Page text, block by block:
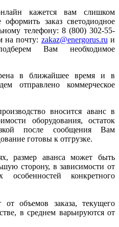
кажется вам слишком
заказ светодиодное
телефону: 8 (800) 302-55-
на почту: zakaz@energorus.ru и
Вам необходимое
в ближайшее время и в
отправлено коммерческое
вносится аванс в
оборудования, остаток
после сообщения Вам
готовы к отгрузке.
размер аванса может быть
сторону, в зависимости от
конкретного
от объемов заказа, текущего
в среднем варьируются от